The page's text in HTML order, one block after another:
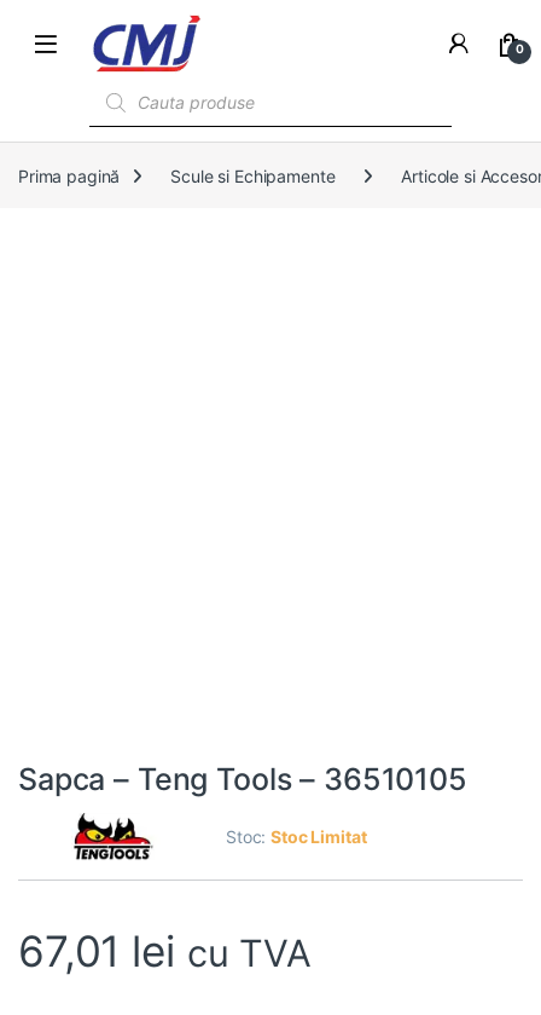
0
Prima pagină Scule si Echipamente Articole si
Sapca – Teng Tools – 36510105
Stoc:Stoc Limitat
67,01 lei cu TVA